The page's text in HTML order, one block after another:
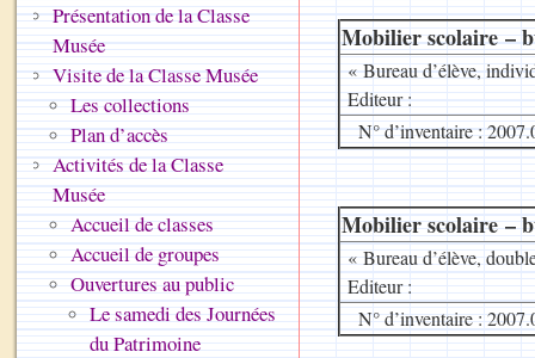
Mobilier scolaire –
« Bureau d’élève,
Editeur :
N° d’inventaire :
Mobilier scolaire –
« Bureau d’élève,
Editeur :
N° d’inventaire :
Présentation de la Classe
Musée
Visite de la Classe Musée
Les collections
Plan d’accès
Activités de la Classe
Musée
Accueil de classes
Accueil de groupes
Ouvertures au public
Le samedi des Journées
du Patrimoine